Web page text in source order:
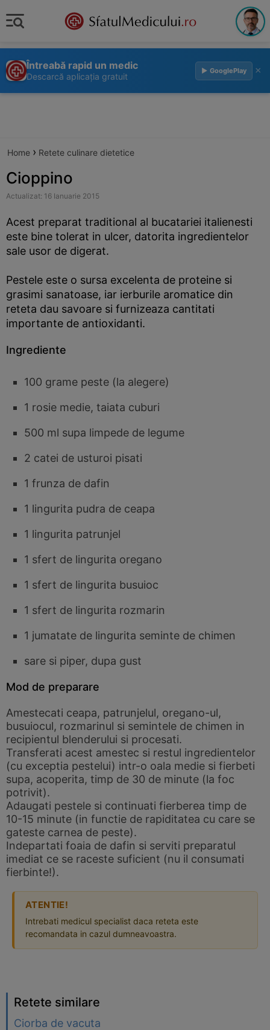
Întreabă rapid un medic
Descarcă aplicația gratuit
▶ GooglePlay ×
Home › Retete culinare dietetice
Cioppino
Actualizat: 16 Ianuarie 2015
Acest preparat traditional al bucatariei italienesti
este bine tolerat in ulcer, datorita ingredientelor
sale usor de digerat.
Pestele este o sursa excelenta de proteine si
grasimi sanatoase, iar ierburile aromatice din
reteta dau savoare si furnizeaza cantitati
importante de antioxidanti.
Ingrediente
100 grame peste (la alegere)
1 rosie medie, taiata cuburi
500 ml supa limpede de legume
2 catei de usturoi pisati
1 frunza de dafin
1 lingurita pudra de ceapa
1 lingurita patrunjel
1 sfert de lingurita oregano
1 sfert de lingurita busuioc
1 sfert de lingurita rozmarin
1 jumatate de lingurita seminte de chimen
sare si piper, dupa gust
Mod de preparare
Amestecati ceapa, patrunjelul, oregano-ul,
busuiocul, rozmarinul si semintele de chimen in
recipientul blenderului si procesati.
Transferati acest amestec si restul ingredientelor
(cu exceptia pestelui) intr-o oala medie si fierbeti
supa, acoperita, timp de 30 de minute (la foc
potrivit).
Adaugati pestele si continuati fierberea timp de
10-15 minute (in functie de rapiditatea cu care se
gateste carnea de peste).
Indepartati foaia de dafin si serviti preparatul
imediat ce se raceste suficient (nu il consumati
fierbinte!).
ATENTIE!
Intrebati medicul specialist daca reteta este
recomandata in cazul dumneavoastra.
Retete similare
Ciorba de vacuta